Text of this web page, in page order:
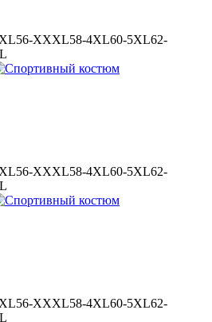
56-XXXL58-4XL60-5XL62-
56-XXXL58-4XL60-5XL62-
56-XXXL58-4XL60-5XL62-